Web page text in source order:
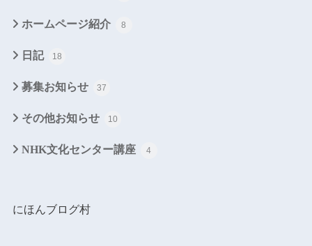
ホームページ紹介 8
日記 18
募集お知らせ 37
その他お知らせ 10
NHK文化センター講座 4
にほんブログ村